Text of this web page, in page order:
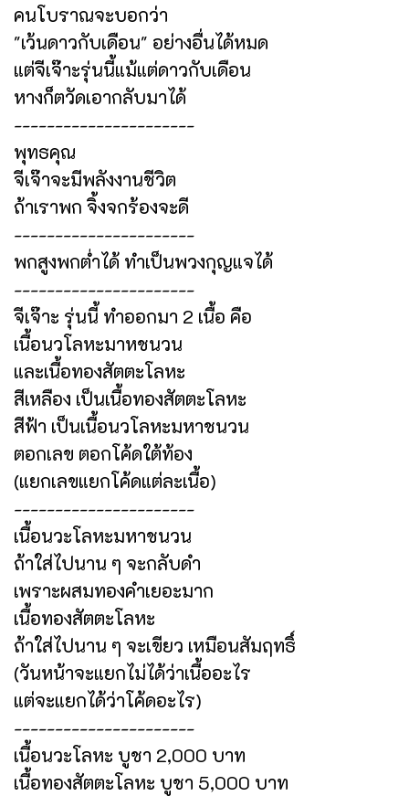
คนโบราณจะบอกว่า
"เว้นดาวกับเดือน" อย่างอื่นได้หมด
แต่จีเจ๊าะรุ่นนี้แม้แต่ดาวกับเดือน
หางก็ตวัดเอากลับมาได้
----------------------
พุทธคุณ
จีเจ๊าจะมีพลังงานชีวิต
ถ้าเราพก จิ้งจกร้องจะดี
----------------------
พกสูงพกต่ำได้ ทำเป็นพวงกุญแจได้
----------------------
จีเจ๊าะ รุ่นนี้ ทำออกมา 2 เนื้อ คือ
เนื้อนวโลหะมาหชนวน
และเนื้อทองสัตตะโลหะ
สีเหลือง เป็นเนื้อทองสัตตะโลหะ
สีฟ้า เป็นเนื้อนวโลหะมหาชนวน
ตอกเลข ตอกโค้ดใต้ท้อง
(แยกเลขแยกโค้ดแต่ละเนื้อ)
----------------------
เนื้อนวะโลหะมหาชนวน
ถ้าใส่ไปนาน ๆ จะกลับดำ
เพราะผสมทองคำเยอะมาก
เนื้อทองสัตตะโลหะ
ถ้าใส่ไปนาน ๆ จะเขียว เหมือนสัมฤทธิ์
(วันหน้าจะแยกไม่ได้ว่าเนื้ออะไร
แต่จะแยกได้ว่าโค้ดอะไร)
----------------------
เนื้อนวะโลหะ บูชา 2,000 บาท
เนื้อทองสัตตะโลหะ บูชา 5,000 บาท